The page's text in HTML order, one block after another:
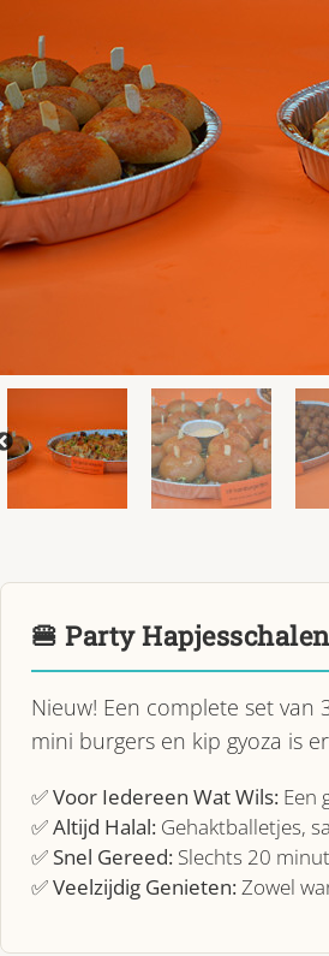
🍔 Party
Nieuw! Een complete set van
mini burgers en kip gyoza is
✅Voor Iedereen Wat Wils: Een
✅Altijd Halal: Gehaktballetjes,
✅ Snel Gereed: Slechts 20
✅Veelzijdig Genieten: Zowel